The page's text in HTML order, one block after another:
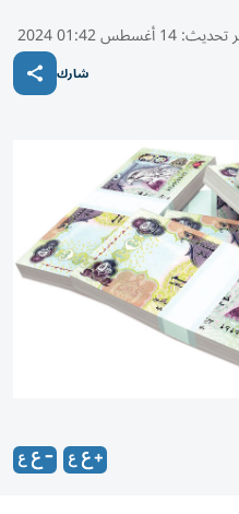
تحديث:14 أغسطس 01:42 2024
شارك